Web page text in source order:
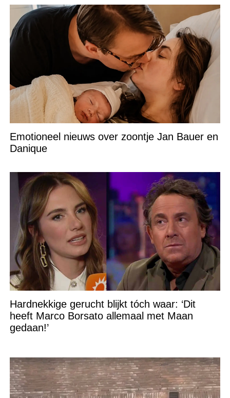
Emotioneel nieuws over zoontje Jan Bauer en
Danique
Hardnekkige gerucht blijkt tóch waar: ‘Dit
heeft Marco Borsato allemaal met Maan
gedaan!’